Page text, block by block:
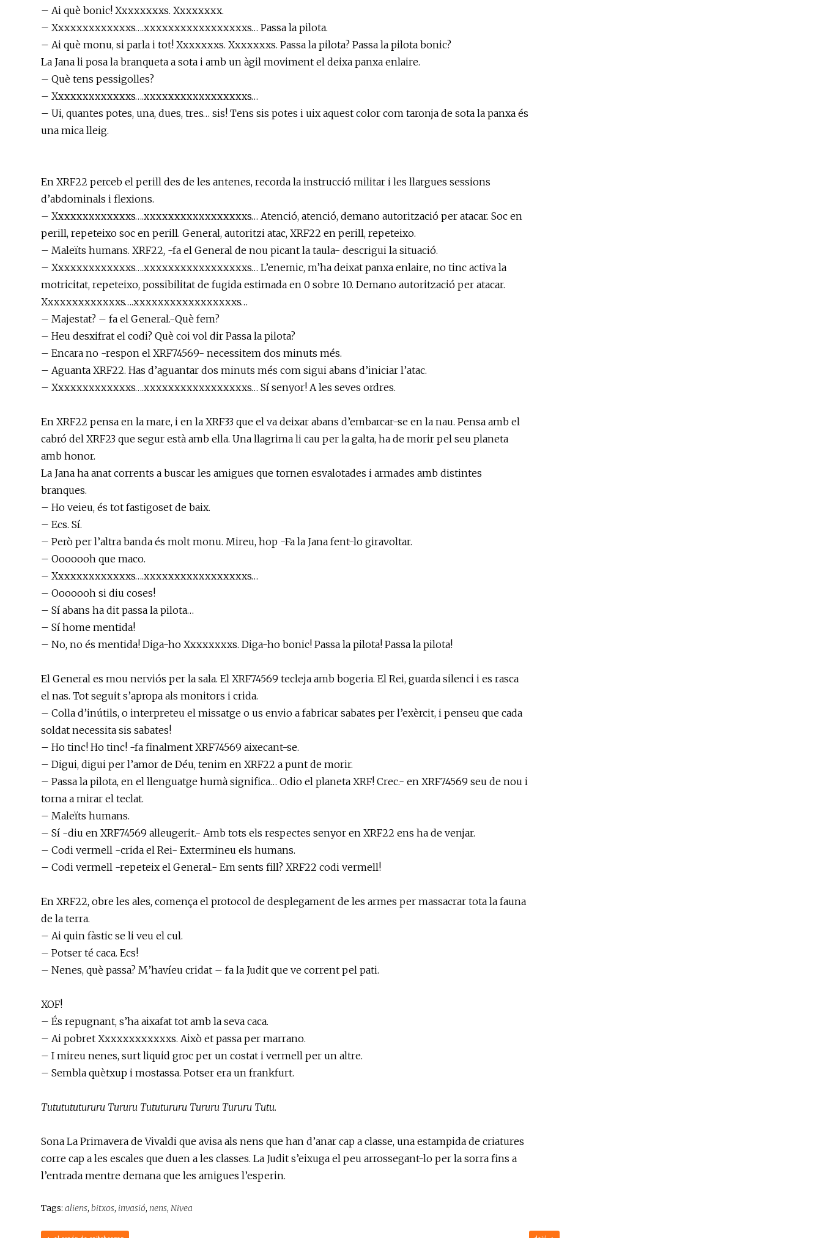
– Ai què bonic! Xxxxxxxxs. Xxxxxxxx.
– Xxxxxxxxxxxxxs….xxxxxxxxxxxxxxxxxs… Passa la pilota.
– Ai què monu, si parla i tot! Xxxxxxxs. Xxxxxxxs. Passa la pilota? Passa la pilota bonic?
La Jana li posa la branqueta a sota i amb un àgil moviment el deixa panxa enlaire.
– Què tens pessigolles?
– Xxxxxxxxxxxxxs….xxxxxxxxxxxxxxxxxs…
– Ui, quantes potes, una, dues, tres… sis! Tens sis potes i uix aquest color com taronja de sota la panxa és
una mica lleig.
En XRF22 perceb el perill des de les antenes, recorda la instrucció militar i les llargues sessions
d’abdominals i flexions.
– Xxxxxxxxxxxxxs….xxxxxxxxxxxxxxxxxs… Atenció, atenció, demano autorització per atacar. Soc en
perill, repeteixo soc en perill. General, autoritzi atac, XRF22 en perill, repeteixo.
– Maleïts humans. XRF22, -fa el General de nou picant la taula- descrigui la situació.
– Xxxxxxxxxxxxxs….xxxxxxxxxxxxxxxxxs… L’enemic, m’ha deixat panxa enlaire, no tinc activa la
motricitat, repeteixo, possibilitat de fugida estimada en 0 sobre 10. Demano autorització per atacar.
Xxxxxxxxxxxxxs….xxxxxxxxxxxxxxxxxs…
– Majestat? – fa el General.-Què fem?
– Heu desxifrat el codi? Què coi vol dir Passa la pilota?
– Encara no -respon el XRF74569- necessitem dos minuts més.
– Aguanta XRF22. Has d’aguantar dos minuts més com sigui abans d’iniciar l’atac.
– Xxxxxxxxxxxxxs….xxxxxxxxxxxxxxxxxs… Sí senyor! A les seves ordres.
En XRF22 pensa en la mare, i en la XRF33 que el va deixar abans d’embarcar-se en la nau. Pensa amb el
cabró del XRF23 que segur està amb ella. Una llagrima li cau per la galta, ha de morir pel seu planeta
amb honor.
La Jana ha anat corrents a buscar les amigues que tornen esvalotades i armades amb distintes
branques.
– Ho veieu, és tot fastigoset de baix.
– Ecs. Sí.
– Però per l’altra banda és molt monu. Mireu, hop -Fa la Jana fent-lo giravoltar.
– Ooooooh que maco.
– Xxxxxxxxxxxxxs….xxxxxxxxxxxxxxxxxs…
– Ooooooh si diu coses!
– Sí abans ha dit passa la pilota…
– Sí home mentida!
– No, no és mentida! Diga-ho Xxxxxxxxs. Diga-ho bonic! Passa la pilota! Passa la pilota!
El General es mou nerviós per la sala. El XRF74569 tecleja amb bogeria. El Rei, guarda silenci i es rasca
el nas. Tot seguit s’apropa als monitors i crida.
– Colla d’inútils, o interpreteu el missatge o us envio a fabricar sabates per l’exèrcit, i penseu que cada
soldat necessita sis sabates!
– Ho tinc! Ho tinc! -fa finalment XRF74569 aixecant-se.
– Digui, digui per l’amor de Déu, tenim en XRF22 a punt de morir.
– Passa la pilota, en el llenguatge humà significa… Odio el planeta XRF! Crec.- en XRF74569 seu de nou i
torna a mirar el teclat.
– Maleïts humans.
– Sí -diu en XRF74569 alleugerit.- Amb tots els respectes senyor en XRF22 ens ha de venjar.
– Codi vermell -crida el Rei- Extermineu els humans.
– Codi vermell -repeteix el General.- Em sents fill? XRF22 codi vermell!
En XRF22, obre les ales, comença el protocol de desplegament de les armes per massacrar tota la fauna
de la terra.
– Ai quin fàstic se li veu el cul.
– Potser té caca. Ecs!
– Nenes, què passa? M’havíeu cridat – fa la Judit que ve corrent pel pati.
XOF!
– És repugnant, s’ha aixafat tot amb la seva caca.
– Ai pobret Xxxxxxxxxxxxs. Això et passa per marrano.
– I mireu nenes, surt liquid groc per un costat i vermell per un altre.
– Sembla quètxup i mostassa. Potser era un frankfurt.
Tututututururu Tururu Tututururu Tururu Tururu Tutu.
Sona La Primavera de Vivaldi que avisa als nens que han d’anar cap a classe, una estampida de criatures
corre cap a les escales que duen a les classes. La Judit s’eixuga el peu arrossegant-lo per la sorra fins a
l’entrada mentre demana que les amigues l’esperin.
Tags: aliens, bitxos, invasió, nens, Nivea